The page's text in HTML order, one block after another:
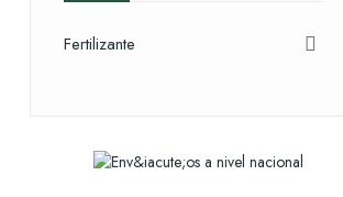
Fertilizante 